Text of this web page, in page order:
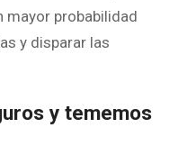
mayor probabilidad
y disparar las
y tememos